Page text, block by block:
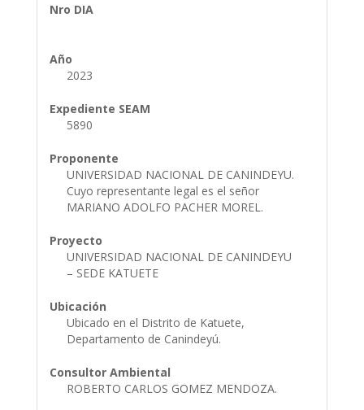
Nro DIA
Año
2023
Expediente SEAM
5890
Proponente
UNIVERSIDAD NACIONAL DE CANINDEYU.
Cuyo representante legal es el señor
MARIANO ADOLFO PACHER MOREL.
Proyecto
UNIVERSIDAD NACIONAL DE CANINDEYU
– SEDE KATUETE
Ubicación
Ubicado en el Distrito de Katuete,
Departamento de Canindeyú.
Consultor Ambiental
ROBERTO CARLOS GOMEZ MENDOZA.